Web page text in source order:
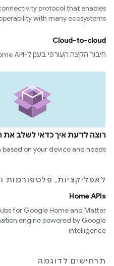
protocol that enables
with many ecosystems
Cloud-to-cloud
חיבור הקצה העורפי בענן ל-Smart Home API
רוצה לדעת איך כדאי לשלב את
on your device and needs
לאפליקציות, פלטפורמות
Home APIs
for Google Home and Matter
engine powered by Google
intelligence
תרחישים לדוגמה